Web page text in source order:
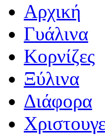
Αρχική
Γυάλινα
Κορνίζες
Ξύλινα
Διάφορα